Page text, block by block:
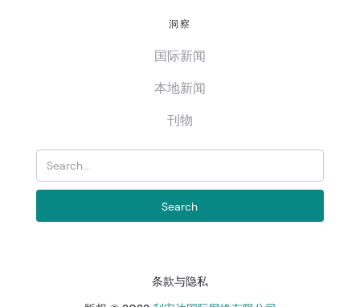
洞察
国际新闻
本地新闻
刊物
条款与隐私